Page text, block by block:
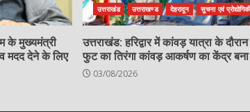
के मुख्यमंत्री
मदद देने के लिए
उत्तराखंड
उत्तराखण्ड देहरादून सुचना एवं
उत्तराखंड: हरिद्वार में कांवड़ यात्रा के
फुट का तिरंगा कांवड़ आकर्षण का केंद्र बना
03/08/2026